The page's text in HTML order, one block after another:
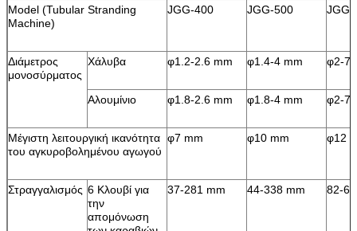
Model (Tubular Stranding
Machine)
JGG-400 JGG-500 JGG-
Διάμετρος
μονοσύρματος
Χάλυβα φ1.2-2.6 mm φ1.4-4 mm φ2-7
Αλουμίνιο φ1.8-2.6 mm φ1.8-4 mm φ2-7
Μέγιστη λειτουργική ικανότητα
του αγκυροβολημένου αγωγού
φ7 mm φ10 mm φ12
Στραγγαλισμός 6 Κλουβί για
την
απομόνωση
37-281 mm 44-338 mm 82-